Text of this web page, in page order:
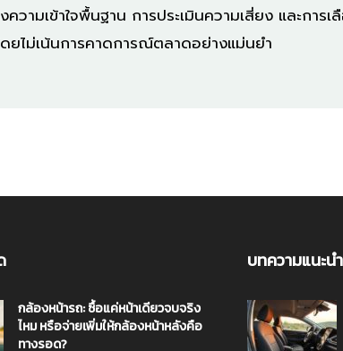
ความเข้าใจพื้นฐาน การประเมินความเสี่ยง และกา
ยไม่เน้นการคาดการณ์ตลาดอย่างแม่นยำ
กล้องหน้ารถ: ซื้อแค่หน้าเดียวจบจริง
ไหม หรือจ่ายเพิ่มให้กล้องหน้าหลังคือ
ทางรอด?
บทความแนะนำ